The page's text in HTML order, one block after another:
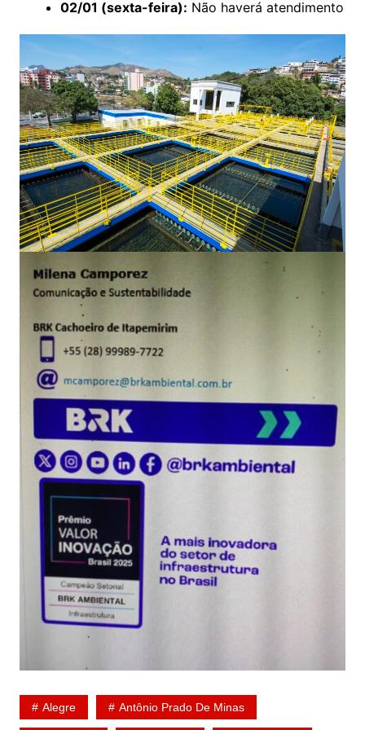
02/01 (sexta-feira): Não haverá atendimento
Alegre Antônio Prado De Minas